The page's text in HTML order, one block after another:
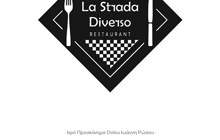
- Ιερό Προσκύνημα Οσίου Ιωάννη Ρώσου -